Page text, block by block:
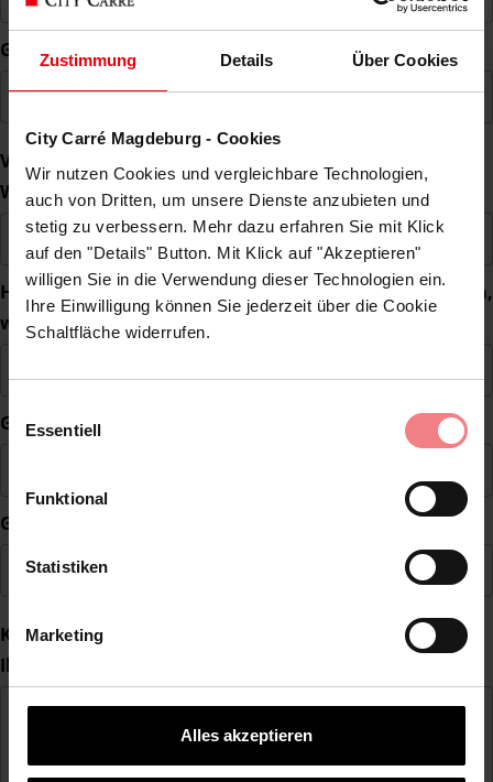
Zustimmung Details Über Cookies
City Carré Magdeburg - Cookies
Wir nutzen Cookies und vergleichbare Technologien,
auch von Dritten, um unsere Dienste anzubieten und
stetig zu verbessern. Mehr dazu erfahren Sie mit Klick
auf den "Details" Button. Mit Klick auf "Akzeptieren"
willigen Sie in die Verwendung dieser Technologien ein.
Ihre Einwilligung können Sie jederzeit über die Cookie
Schaltfläche widerrufen.
Essentiell
Funktional
Statistiken
Marketing
Alles akzeptieren
Gewünschte Termine
Vermietung Laden- oder Bürofläche
Welche Branche bedienen Sie?
Haben Sie bereits eine Büro- oder Ladenfläche? Wenn ja,
wo?
Gewünschte Ladengröße in m²
Gewünschter Mietzweck
Kommentar
Ihre Nachricht an uns